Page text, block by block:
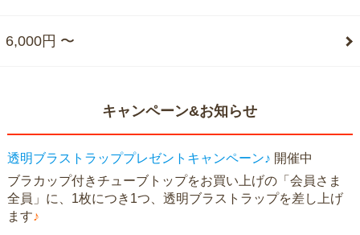
6,000円 〜
キャンペーン&お知らせ
透明ブラストラッププレゼントキャンペーン♪ 開催中
ブラカップ付きチューブトップをお買い上げの「会員さま
全員」に、1枚につき1つ、透明ブラストラップを差し上げ
ます♪